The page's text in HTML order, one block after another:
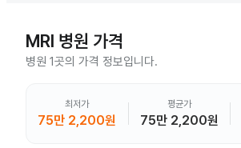
MRI 병원 가격
병원 1곳의 가격 정보입니다.
최저가
75만 2,200원
평균가
75만 2,200원